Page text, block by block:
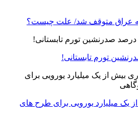
به عراق متوقف شد/ علت چیست؟
یک میلیارد یورویی برای طرح های